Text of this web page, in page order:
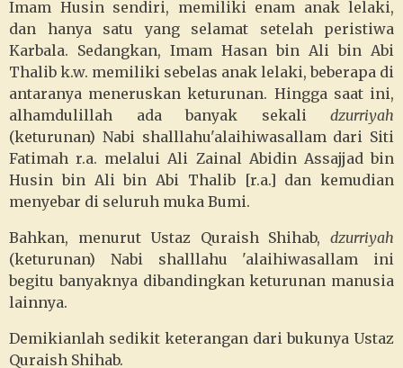
Imam Husin sendiri, memiliki enam anak lelaki,
dan hanya satu yang selamat setelah peristiwa
Karbala. Sedangkan, Imam Hasan bin Ali bin Abi
Thalib k.w. memiliki sebelas anak lelaki, beberapa di
antaranya meneruskan keturunan. Hingga saat ini,
alhamdulillah ada banyak sekali dzurriyah
(keturunan) Nabi shalllahu'alaihiwasallam dari Siti
Fatimah r.a. melalui Ali Zainal Abidin Assajjad bin
Husin bin Ali bin Abi Thalib [r.a.] dan kemudian
menyebar di seluruh muka Bumi.
Bahkan, menurut Ustaz Quraish Shihab, dzurriyah
(keturunan) Nabi shalllahu 'alaihiwasallam ini
begitu banyaknya dibandingkan keturunan manusia
lainnya.
Demikianlah sedikit keterangan dari bukunya Ustaz
Quraish Shihab.